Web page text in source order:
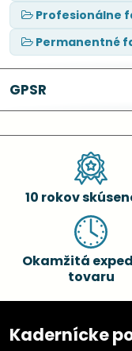
Profesionálne
Permanentné
GPSR
10 rokov
Okamžitá
tovaru
Kadernícke